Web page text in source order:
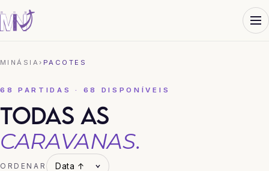
MINÁSIA› PACOTES
68 PARTIDAS · 68 DISPONÍVEIS
TODAS AS
CARAVANAS.
ORDENAR